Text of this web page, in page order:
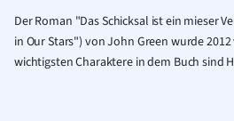
Der Roman "Das Schicksal ist ein mieser
in Our Stars") von John Green wurde
wichtigsten Charaktere in dem Buch sind